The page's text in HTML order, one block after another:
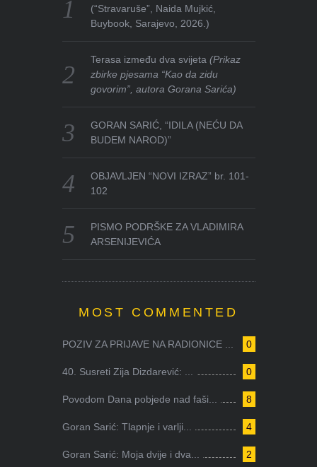
(“Stravaruše”, Naida Mujkić,
Buybook, Sarajevo, 2026.)
Terasa između dva svijeta(Prikaz
zbirke pjesama “Kao da zidu
govorim”, autora Gorana Sarića)
GORAN SARIĆ, “IDILA (NEĆU DA
BUDEM NAROD)”
OBJAVLJEN “NOVI IZRAZ” br. 101-
102
PISMO PODRŠKE ZA VLADIMIRA
ARSENIJEVIĆA
MOST COMMENTED
0
POZIV ZA PRIJAVE NA RADIONICE ...
0
40. Susreti Zija Dizdarević: ...
8
Povodom Dana pobjede nad faši...
4
Goran Sarić: Tlapnje i varlji...
2
Goran Sarić: Moja dvije i dva...